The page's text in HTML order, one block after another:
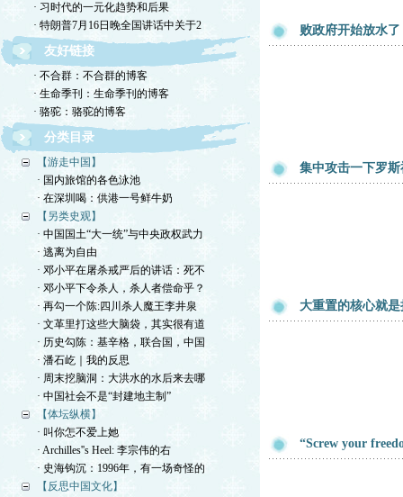
· 习时代的一元化趋势和后果
· 特朗普7月16日晚全国讲话中关于2
友好链接
· 不合群：不合群的博客
· 生命季刊：生命季刊的博客
· 骆驼：骆驼的博客
分类目录
【游走中国】
· 国内旅馆的各色泳池
· 在深圳喝：供港一号鲜牛奶
【另类史观】
· 中国国土“大一统”与中央政权武力
· 逃离为自由
· 邓小平在屠杀戒严后的讲话：死不
· 邓小平下令杀人，杀人者偿命乎？
· 再勾一个陈:四川杀人魔王李井泉
· 文革里打这些大脑袋，其实很有道
· 历史勾陈：基辛格，联合国，中国
· 潘石屹｜我的反思
· 周末挖脑洞：大洪水的水后来去哪
· 中国社会不是“封建地主制”
【体坛纵横】
· 叫你怎不爱上她
· Archilles''s Heel: 李宗伟的右
· 史海钩沉：1996年，有一场奇怪的
【反思中国文化】
败政府开始放水了
集中攻击一下罗斯
大重置的核心就
“Screw your